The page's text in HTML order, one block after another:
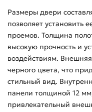
Размеры двери
позволяет установить
проемов. Толщина
высокую прочность и
воздействиям.
черного цвета, что
стильный вид.
панели толщиной 12
привлекательный